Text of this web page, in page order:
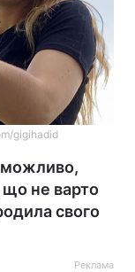
gigihadid
можливо,
що не варто
свого
Реклама